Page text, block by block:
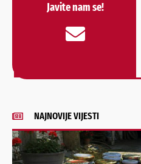
Javite nam se!
NAJNOVIJE VIJESTI